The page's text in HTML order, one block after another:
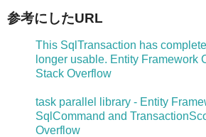
参考にしたURL
This SqlTransaction has
longer usable. Entity Framework
Stack Overflow
task parallel library - Entity
SqlCommand and
Overflow